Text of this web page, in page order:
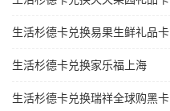
生活杉德卡兑换易果生鲜礼品卡
生活杉德卡兑换家乐福上海
生活杉德卡兑换瑞祥全球购黑卡